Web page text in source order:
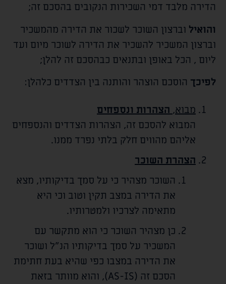
הדירה מלבד דמי השכירות הנקובים בהסכם זה;
והואיל וברצון השוכר לשכור את הדירה מהמשכיר
וברצון המשכיר להשכיר את הדירה לשוכר מיום ועד
ליום , הכל באופן ובתנאים כבהסכם זה להלן;
לפיכך הוסכם הוצהר והותנה בין הצדדים כלהלן:
מבוא, הצהרות ונספחים
המבוא להסכם זה, הצהרות הצדדים והנספחים
אליהם מהווים חלק בלתי נפרד ממנו.
הצהרת השוכר
השוכר מצהיר כי על סמך בדיקותיו, מצא
את הדירה במצב תקין וטוב וכי היא
מתאימה לצרכיו ולמטרותיו.
כן מצהיר השוכר כי הוא מתקשר עם
המשכיר על סמך בדיקותיו הנ"ל ושוכר
את הדירה במצבו כפי שהיא בעת חתימת
הסכם זה (AS-IS), והוא מוותר בזאת